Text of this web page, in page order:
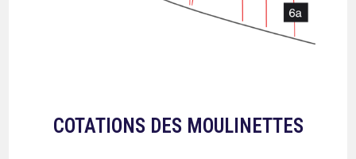
COTATIONS DES MOULINETTES